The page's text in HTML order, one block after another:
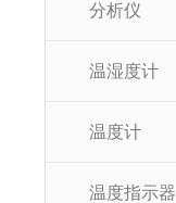
分析仪
温湿度计
温度计
温度指示器